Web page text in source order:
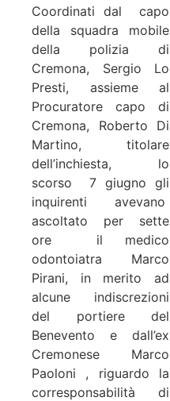
Coordinati dal capo
della squadra mobile
della polizia di
Cremona, Sergio Lo
Presti, assieme al
Procuratore capo di
Cremona, Roberto Di
Martino, titolare
dell’inchiesta, lo
scorso 7 giugno gli
inquirenti avevano
ascoltato per sette
ore il medico
odontoiatra Marco
Pirani, in merito ad
alcune indiscrezioni
del portiere del
Benevento e dall’ex
Cremonese Marco
Paoloni , riguardo la
corresponsabilità di